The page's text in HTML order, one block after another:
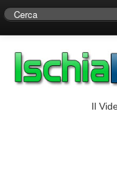
Centro di Ricerche
Il